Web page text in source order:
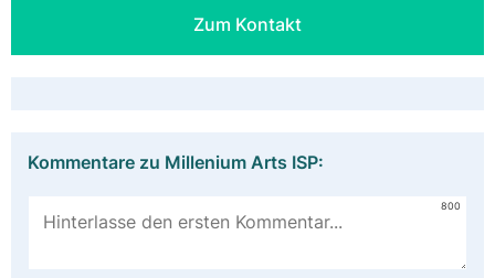
Zum Kontakt
Kommentare zu Millenium Arts ISP:
800